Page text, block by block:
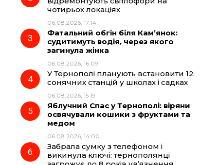
k
a
m
чотирьох локаціях
06.08.2026, 17:14
Фатальний обгін біля Кам’янок:
судитимуть водія, через якого
загинула жінка
06.08.2026, 16:09
У Тернополі планують встановити 12
сонячних станцій у школах і садках
06.08.2026, 15:19
Яблучний Спас у Тернополі: віряни
освячували кошики з фруктами та
медом
06.08.2026, 14:00
Забрала сумку з телефоном і
викинула ключі: тернополянці